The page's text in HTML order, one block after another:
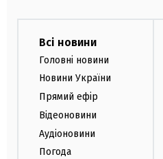
Всі новини
Головні новини
Новини України
Прямий ефір
Відеоновини
Аудіоновини
Погода